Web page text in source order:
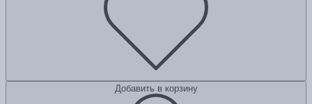
Добавить в корзину